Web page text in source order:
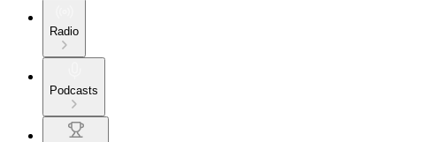
Radio
Podcasts